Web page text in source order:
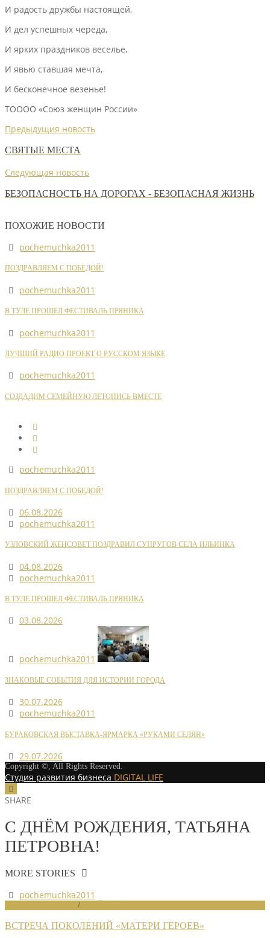
И радость дружбы настоящей,
И дел успешных череда,
И ярких праздников веселье,
И явью ставшая мечта,
И бесконечное везенье!
ТОООО «Союз женщин России»
Предыдущия новость
СВЯТЫЕ МЕСТА
Следующая новость
БЕЗОПАСНОСТЬ НА ДОРОГАХ - БЕЗОПАСНАЯ ЖИЗНЬ
ПОХОЖИЕ НОВОСТИ
pochemuchka2011
ПОЗДРАВЛЯЕМ С ПОБЕДОЙ!
pochemuchka2011
В ТУЛЕ ПРОШЕЛ ФЕСТИВАЛЬ ПРЯНИКА
pochemuchka2011
ЛУЧШИЙ РАДИО ПРОЕКТ О РУССКОМ ЯЗЫКЕ
pochemuchka2011
СОЗДАДИМ СЕМЕЙНУЮ ЛЕТОПИСЬ ВМЕСТЕ
pochemuchka2011
ПОЗДРАВЛЯЕМ С ПОБЕДОЙ!
06.08.2026
pochemuchka2011
УЗЛОВСКИЙ ЖЕНСОВЕТ ПОЗДРАВИЛ СУПРУГОВ СЕЛА ИЛЬИНКА
04.08.2026
pochemuchka2011
В ТУЛЕ ПРОШЕЛ ФЕСТИВАЛЬ ПРЯНИКА
03.08.2026
pochemuchka2011
ЗНАКОВЫЕ СОБЫТИЯ ДЛЯ ИСТОРИИ ГОРОДА
30.07.2026
pochemuchka2011
БУРАКОВСКАЯ ВЫСТАВКА-ЯРМАРКА «РУКАМИ СЕЛЯН»
29.07.2026
Copyright ©, All Rights Reserved.
Студия развития бизнеса DIGITAL LIFE
SHARE
С ДНЁМ РОЖДЕНИЯ, ТАТЬЯНА
ПЕТРОВНА!
MORE STORIES
pochemuchka2011
/
ВСТРЕЧА ПОКОЛЕНИЙ «МАТЕРИ ГЕРОЕВ»